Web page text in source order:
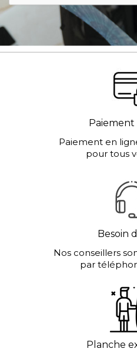
Paiement
Paiement en
pour tous
Besoin
Nos conseillers
par
Planche